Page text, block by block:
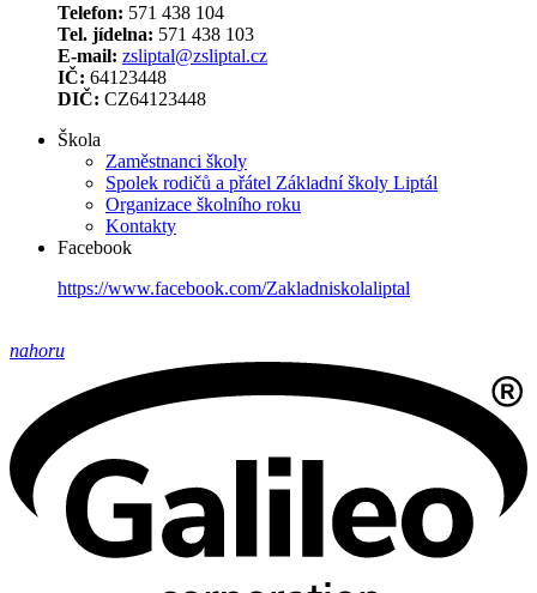
Telefon: 571 438 104
Tel. jídelna: 571 438 103
E-mail: zsliptal@zsliptal.cz
IČ: 64123448
DIČ: CZ64123448
Škola
Zaměstnanci školy
Spolek rodičů a přátel Základní školy Liptál
Organizace školního roku
Kontakty
Facebook
https://www.facebook.com/Zakladniskolaliptal
nahoru